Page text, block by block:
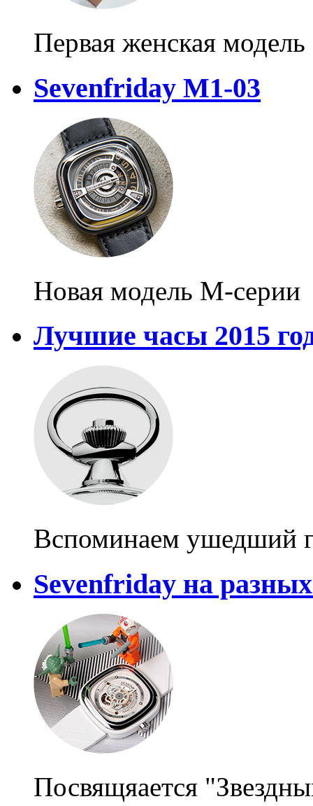
Первая женская модель
Sevenfriday M1-03
Новая модель М-серии
Лучшие часы 2015
Вспоминаем ушедший
Sevenfriday на
Посвящяается